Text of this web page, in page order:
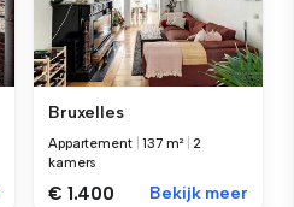
Bruxelles
Appartement |137 m² |2
kamers
€ 1.400 Bekijk meer